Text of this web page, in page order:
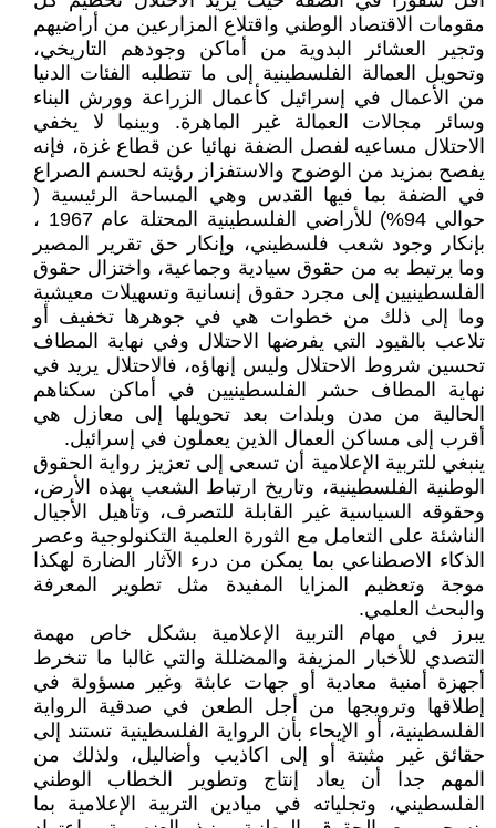
مقومات الاقتصاد الوطني واقتلاع المزارعين من أراضيهم
وتجير العشائر البدوية من أماكن وجودهم التاريخي،
وتحويل العمالة الفلسطينية إلى ما تتطلبه الفئات الدنيا
من الأعمال في إسرائيل كأعمال الزراعة وورش البناء
وسائر مجالات العمالة غير الماهرة. وبينما لا يخفي
الاحتلال مساعيه لفصل الضفة نهائيا عن قطاع غزة، فإنه
يفصح بمزيد من الوضوح والاستفزاز رؤيته لحسم الصراع
في الضفة بما فيها القدس وهي المساحة الرئيسية (
حوالي 94%) للأراضي الفلسطينية المحتلة عام 1967 ،
بإنكار وجود شعب فلسطيني، وإنكار حق تقرير المصير
وما يرتبط به من حقوق سيادية وجماعية، واختزال حقوق
الفلسطينيين إلى مجرد حقوق إنسانية وتسهيلات معيشية
وما إلى ذلك من خطوات هي في جوهرها تخفيف أو
تلاعب بالقيود التي يفرضها الاحتلال وفي نهاية المطاف
تحسين شروط الاحتلال وليس إنهاؤه، فالاحتلال يريد في
نهاية المطاف حشر الفلسطينيين في أماكن سكناهم
الحالية من مدن وبلدات بعد تحويلها إلى معازل هي
أقرب إلى مساكن العمال الذين يعملون في إسرائيل.
ينبغي للتربية الإعلامية أن تسعى إلى تعزيز رواية الحقوق
الوطنية الفلسطينية، وتاريخ ارتباط الشعب بهذه الأرض،
وحقوقه السياسية غير القابلة للتصرف، وتأهيل الأجيال
الناشئة على التعامل مع الثورة العلمية التكنولوجية وعصر
الذكاء الاصطناعي بما يمكن من درء الآثار الضارة لهكذا
موجة وتعظيم المزايا المفيدة مثل تطوير المعرفة
والبحث العلمي.
يبرز في مهام التربية الإعلامية بشكل خاص مهمة
التصدي للأخبار المزيفة والمضللة والتي غالبا ما تنخرط
أجهزة أمنية معادية أو جهات عابثة وغير مسؤولة في
إطلاقها وترويجها من أجل الطعن في صدقية الرواية
الفلسطينية، أو الإيحاء بأن الرواية الفلسطينية تستند إلى
حقائق غير مثبتة أو إلى اكاذيب وأضاليل، ولذلك من
المهم جدا أن يعاد إنتاج وتطوير الخطاب الوطني
الفلسطيني، وتجلياته في ميادين التربية الإعلامية بما